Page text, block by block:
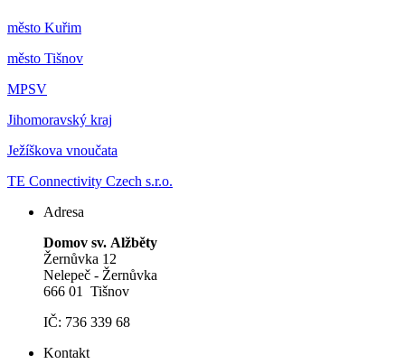
město Kuřim
město Tišnov
MPSV
Jihomoravský kraj
Ježíškova vnoučata
TE Connectivity Czech s.r.o.
Adresa
Domov sv. Alžběty
Žernůvka 12
Nelepeč - Žernůvka
666 01 Tišnov
IČ: 736 339 68
Kontakt